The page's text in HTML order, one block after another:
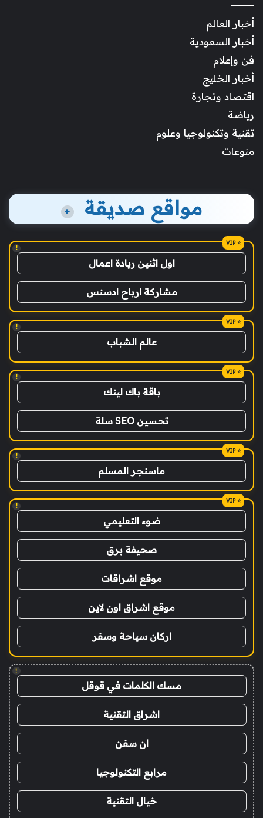
أخبار العالم
أخبار السعودية
فن وإعلام
أخبار الخليج
اقتصاد وتجارة
رياضة
تقنية وتكنولوجيا وعلوم
منوعات
مواقع صديقة +
!
اول اثنين ريادة اعمال
مشاركة ارباح ادسنس
!
عالم الشباب
!
باقة باك لينك
تحسين SEO سلة
!
ماسنجر المسلم
!
ضوء التعليمي
صحيفة برق
موقع اشراقات
موقع اشراق اون لاين
اركان سياحة وسفر
!
مسك الكلمات في قوقل
اشراق التقنية
ان سفن
مرابع التكنولوجيا
خيال التقنية